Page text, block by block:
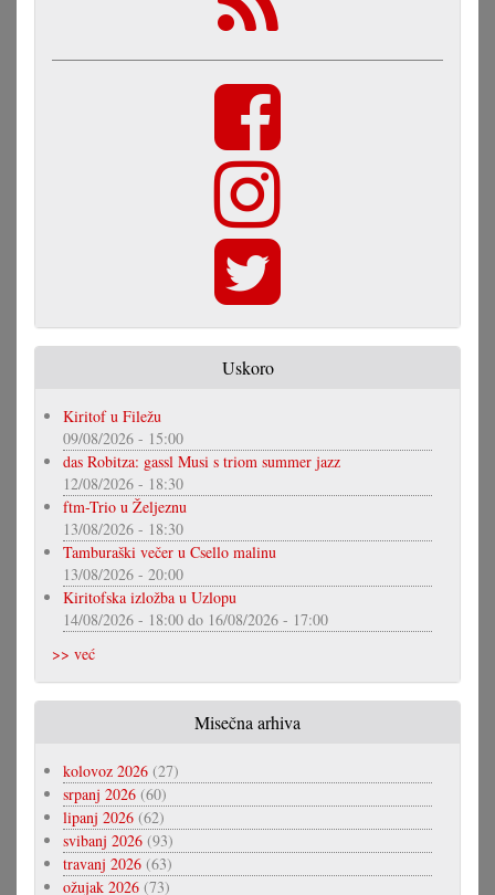
Uskoro
Kiritof u Filežu
09/08/2026 - 15:00
das Robitza: gassl Musi s triom summer jazz
12/08/2026 - 18:30
ftm-Trio u Željeznu
13/08/2026 - 18:30
Tamburaški večer u Csello malinu
13/08/2026 - 20:00
Kiritofska izložba u Uzlopu
14/08/2026 - 18:00 do 16/08/2026 - 17:00
>> već
Misečna arhiva
kolovoz 2026 (27)
srpanj 2026 (60)
lipanj 2026 (62)
svibanj 2026 (93)
travanj 2026 (63)
ožujak 2026 (73)